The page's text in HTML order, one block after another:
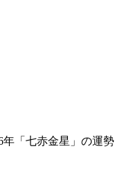
年「七赤金星」の運勢